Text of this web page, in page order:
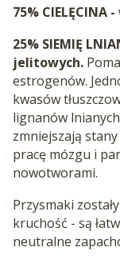
75% CIELĘCINA -
25% SIEMIĘ
jelitowych.
estrogenów.
kwasów
lignanów
zmniejszają
pracę mózgu i
nowotworami.
Przysmaki
kruchość - są
neutralne